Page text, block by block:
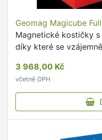
Geomag Magicube
Magnetické kostičky
díky které se
3 968,00 Kč
včetně DPH